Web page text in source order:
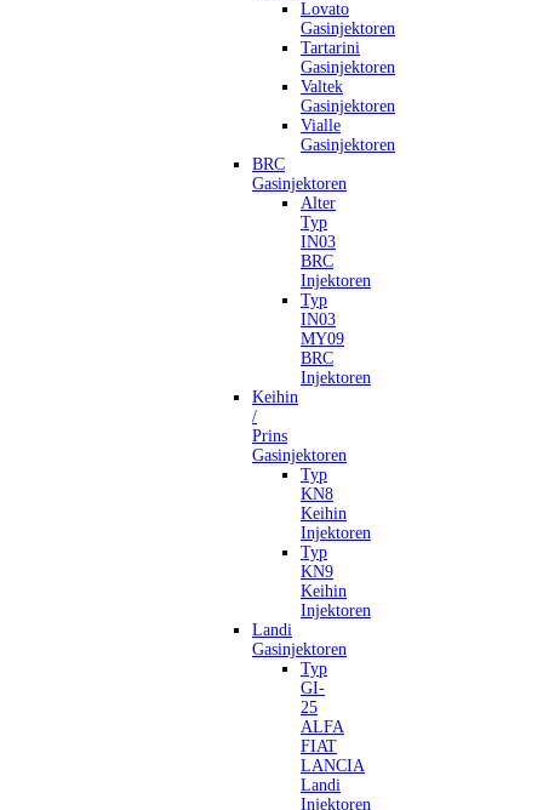
Lovato
Gasinjektoren
Tartarini
Gasinjektoren
Valtek
Gasinjektoren
Vialle
Gasinjektoren
BRC
Gasinjektoren
Alter
Typ
IN03
BRC
Injektoren
Typ
IN03
MY09
BRC
Injektoren
Keihin
/
Prins
Gasinjektoren
Typ
KN8
Keihin
Injektoren
Typ
KN9
Keihin
Injektoren
Landi
Gasinjektoren
Typ
GI-
25
ALFA
FIAT
LANCIA
Landi
Injektoren